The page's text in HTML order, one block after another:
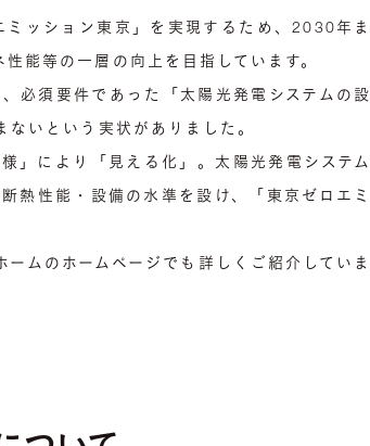
ッション東京」を実現するため、2030年ま
能等の一層の向上を目指しています。
必須要件であった「太陽光発電システムの設
ないという実状がありました。
」により「見える化」。太陽光発電システム
熱性能・設備の水準を設け、「東京ゼロエミ
ムのホームページでも詳しくご紹介していま